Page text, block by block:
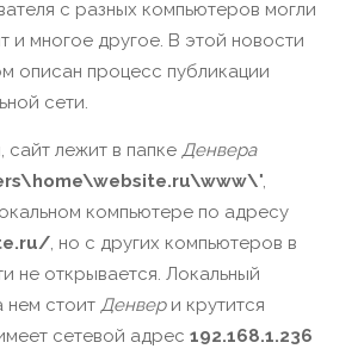
с разных компьютеров могли
и многое другое. В этой новости
описан процесс публикации
сети.
лежит в папке Денвера
",
компьютере по адресу
, но с других компьютеров в
не открывается. Локальный
нем стоит Денвери крутится
сетевой адрес 192.168.1.236